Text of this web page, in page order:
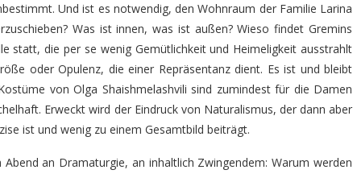
Und ist es notwendig, den Wohnraum der Familie Larina
Was ist innen, was ist außen? Wieso findet Gremins
statt, die per se wenig Gemütlichkeit und Heimeligkeit ausstrahlt
oder Opulenz, die einer Repräsentanz dient. Es ist und bleibt
von Olga Shaishmelashvili sind zumindest für die Damen
Erweckt wird der Eindruck von Naturalismus, der dann aber
ist und wenig zu einem Gesamtbild beiträgt.
an Dramaturgie, an inhaltlich Zwingendem: Warum werden